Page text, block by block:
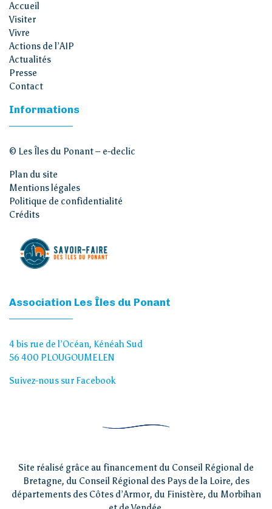
Accueil
Visiter
Vivre
Actions de l’AIP
Actualités
Presse
Contact
Informations
© Les Îles du Ponant – e-declic
Plan du site
Mentions légales
Politique de confidentialité
Crédits
Association Les Îles du Ponant
4 bis rue de l’Océan, Kénéah Sud
56 400 PLOUGOUMELEN
Suivez-nous sur Facebook
Site réalisé grâce au financement du Conseil Régional de
Bretagne, du Conseil Régional des Pays de la Loire, des
départements des Côtes d’Armor, du Finistère, du Morbihan